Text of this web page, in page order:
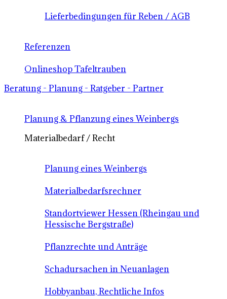
Lieferbedingungen für Reben / AGB
Referenzen
Onlineshop Tafeltrauben
Beratung - Planung - Ratgeber - Partner
Planung & Pflanzung eines Weinbergs
Materialbedarf / Recht
Planung eines Weinbergs
Materialbedarfsrechner
Standortviewer Hessen (Rheingau und
Hessische Bergstraße)
Pflanzrechte und Anträge
Schadursachen in Neuanlagen
Hobbyanbau, Rechtliche Infos